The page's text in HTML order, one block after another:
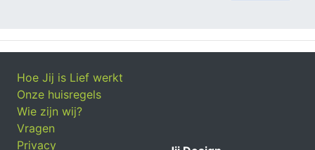
Hoe Jij is Lief werkt
Onze huisregels
Wie zijn wij?
Vragen
Privacy